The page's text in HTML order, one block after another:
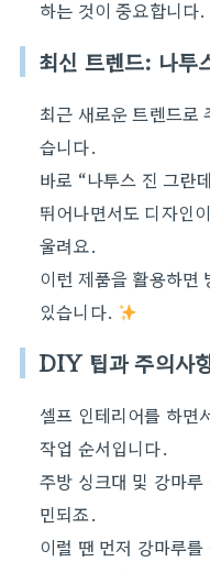
하는 것이 중요합니다.
최신 트렌드: 나투
최근 새로운 트렌드로
습니다.
바로 “나투스 진 그란
뛰어나면서도 디자인
울려요.
이런 제품을 활용하면
있습니다.
DIY 팁과 주의사
셀프 인테리어를 하면
작업 순서입니다.
주방 싱크대 및 강마
민되죠.
이럴 땐 먼저 강마루